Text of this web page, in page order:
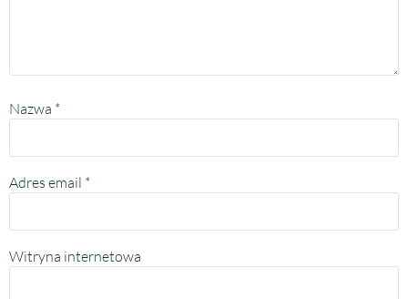
Nazwa *
Adres email *
Witryna internetowa